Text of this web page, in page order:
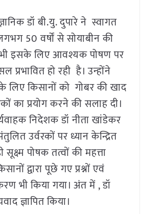
डॉ बी.यु. दुपारे ने स्वागत
50 वर्षों से सोयाबीन की
इसके लिए आवश्यक पोषण पर
प्रभावित हो रही है। उन्होंने
किसानों को गोबर की खाद
का प्रयोग करने की सलाह दी।
निदेशक डॉ नीता खांडेकर
उर्वरकों पर ध्यान केन्द्रित
पोषक तत्वों की महत्ता
द्वारा पूछे गए प्रश्नों एवं
भी किया गया। अंत में , डॉ
ज्ञापित किया।